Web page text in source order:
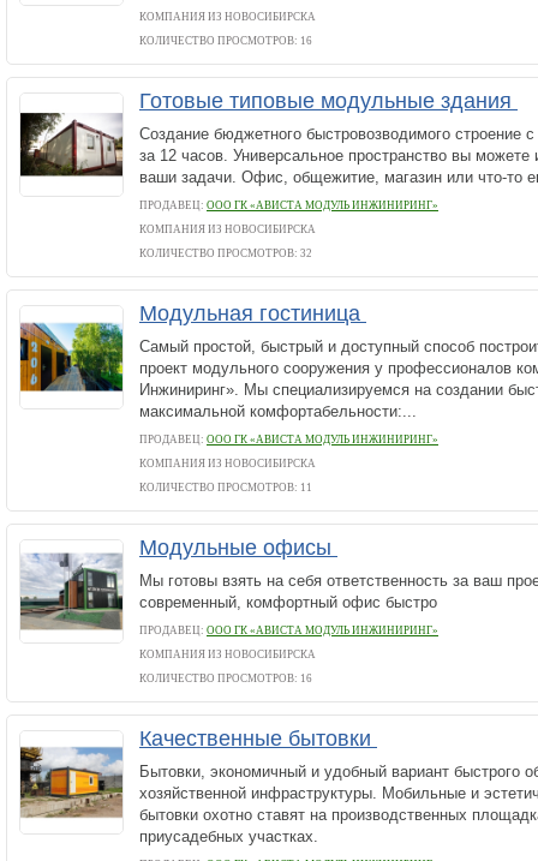
КОМПАНИЯ ИЗ НОВОСИБИРСКА
КОЛИЧЕСТВО ПРОСМОТРОВ: 16
Готовые типовые модульные здания
Создание бюджетного быстровозводимого строение
за 12 часов. Универсальное пространство вы
ваши задачи. Офис, общежитие, магазин или что-то
ПРОДАВЕЦ: ООО ГК «АВИСТА МОДУЛЬ ИНЖИНИРИНГ»
КОМПАНИЯ ИЗ НОВОСИБИРСКА
КОЛИЧЕСТВО ПРОСМОТРОВ: 32
Модульная гостиница
Самый простой, быстрый и доступный способ
проект модульного сооружения у профессионалов
Инжиниринг». Мы специализируемся на создании
максимальной комфортабельности:...
ПРОДАВЕЦ: ООО ГК «АВИСТА МОДУЛЬ ИНЖИНИРИНГ»
КОМПАНИЯ ИЗ НОВОСИБИРСКА
КОЛИЧЕСТВО ПРОСМОТРОВ: 11
Модульные офисы
Мы готовы взять на себя ответственность за ваш
современный, комфортный офис быстро
ПРОДАВЕЦ: ООО ГК «АВИСТА МОДУЛЬ ИНЖИНИРИНГ»
КОМПАНИЯ ИЗ НОВОСИБИРСКА
КОЛИЧЕСТВО ПРОСМОТРОВ: 16
Качественные бытовки
Бытовки, экономичный и удобный вариант быстрого
хозяйственной инфраструктуры. Мобильные и
бытовки охотно ставят на производственных
приусадебных участках.